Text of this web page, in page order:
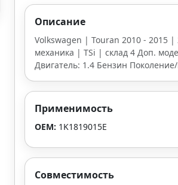
Описание
Volkswagen | Touran 2010 -
механика | TSi | склад 4 Доп.
Двигатель: 1.4 Бензин
Применимость
OEM: 1K1819015E
Совместимость